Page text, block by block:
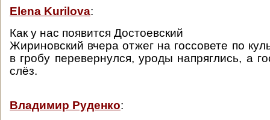
Elena Kurilova:
Как у нас появится Достоевский
Жириновский вчера отжег на госсовете по
в гробу перевернулся, уроды напряглись, а
слёз.
Владимир Руденко: